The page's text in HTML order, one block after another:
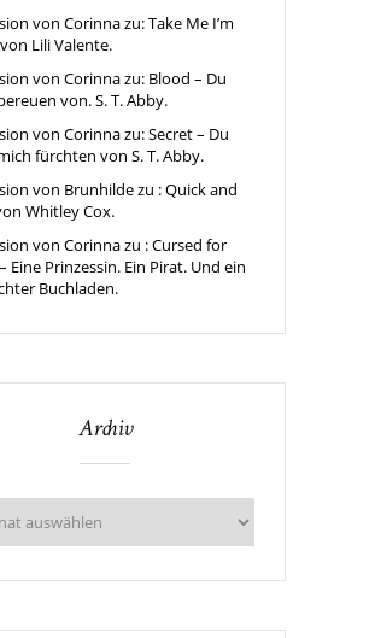
von Corinna zu: Take Me I’m
Lili Valente.
von Corinna zu: Blood – Du
von. S. T. Abby.
von Corinna zu: Secret – Du
fürchten von S. T. Abby.
von Brunhilde zu : Quick and
Whitley Cox.
von Corinna zu : Cursed for
Eine Prinzessin. Ein Pirat. Und ein
Buchladen.
Archiv